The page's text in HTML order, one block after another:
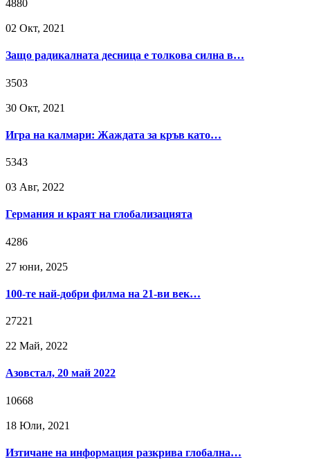
4880
02 Окт, 2021
Защо радикалната десница е толкова силна в…
3503
30 Окт, 2021
Игра на калмари: Жаждата за кръв като…
5343
03 Авг, 2022
Германия и краят на глобализацията
4286
27 юни, 2025
100-те най-добри филма на 21-ви век…
27221
22 Май, 2022
Азовстал, 20 май 2022
10668
18 Юли, 2021
Изтичане на информация разкрива глобална…